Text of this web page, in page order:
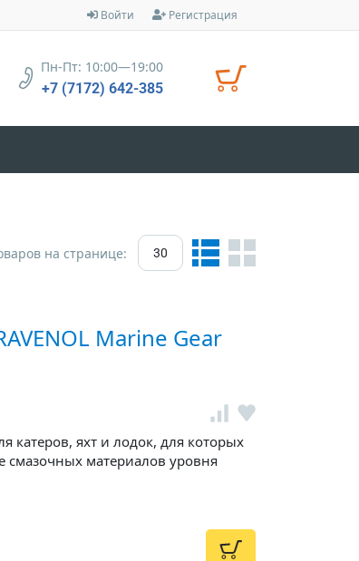
Войти Регистрация
Пн-Пт: 10:00—19:00
+7 (7172) 642-385
на странице: 30
Marine Gear
катеров, яхт и лодок, для которых
смазочных материалов уровня